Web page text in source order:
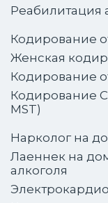
Реабилитация
Кодирование
Женская
Кодирование
Кодирование
MST)
Нарколог на
Лаеннек на
алкоголя